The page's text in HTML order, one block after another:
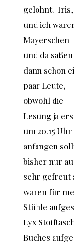
gelohnt. Iris,
und ich
Mayerschen
und da saßen
dann schon
paar Leute,
obwohl die
Lesung ja
um 20.15 Uhr
anfangen
bisher nur
sehr gefreut
waren für
Stühle
Lyx
Buches